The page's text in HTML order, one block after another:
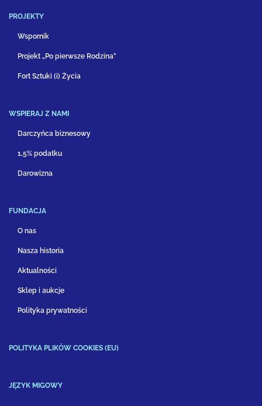
PROJEKTY
Wspornik
Projekt „Po pierwsze Rodzina”
Fort Sztuki (i) Życia
WSPIERAJ Z NAMI
Darczyńca biznesowy
1,5% podatku
Darowizna
FUNDACJA
O nas
Nasza historia
Aktualności
Sklep i aukcje
Polityka prywatności
POLITYKA PLIKÓW COOKIES (EU)
JĘZYK MIGOWY